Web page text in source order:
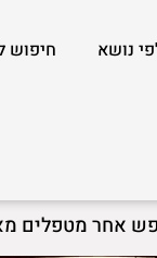
נושא חיפוש
אחר מטפלים